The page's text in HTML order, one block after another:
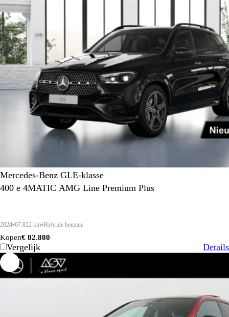
Mercedes-Benz GLE-klasse
400 e 4MATIC AMG Line Premium Plus
2024 67.822 km Hybride benzine
Kopen€ 82.880
Vergelijk Details